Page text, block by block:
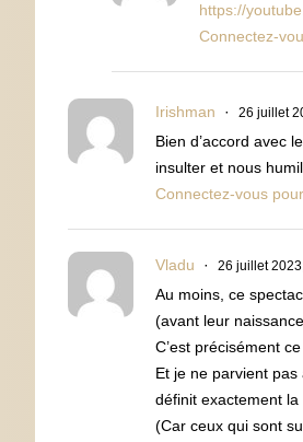
https://
Connectez-
Irishman 26 juillet
Bien d’accord avec
insulter et nous
Connectez-vous
Vladu 26 juillet
Au moins, ce
(avant leur
C’est précisément
Et je ne parvient
définit exactement
(Car ceux qui sont